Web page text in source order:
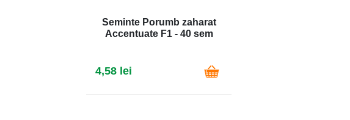
Seminte Porumb zaharat
Accentuate F1 - 40 sem
4,58 lei